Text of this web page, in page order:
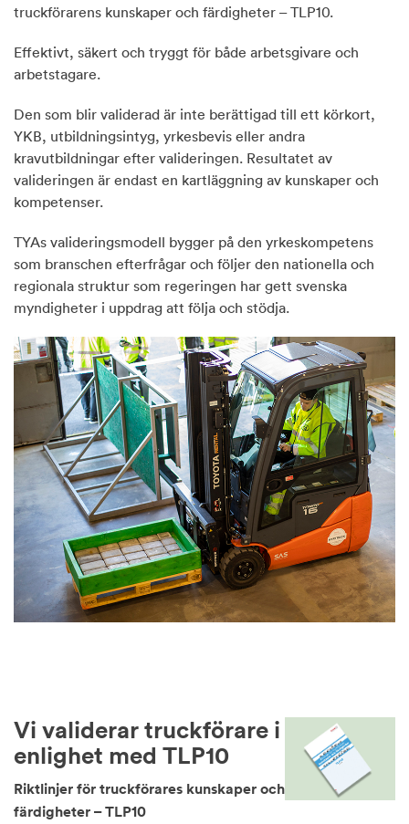
truckförarens kunskaper och färdigheter – TLP10.
Effektivt, säkert och tryggt för både arbetsgivare och
arbetstagare.
Den som blir validerad är inte berättigad till ett körkort,
YKB, utbildningsintyg, yrkesbevis eller andra
kravutbildningar efter valideringen. Resultatet av
valideringen är endast en kartläggning av kunskaper och
kompetenser.
TYAs valideringsmodell bygger på den yrkeskompetens
som branschen efterfrågar och följer den nationella och
regionala struktur som regeringen har gett svenska
myndigheter i uppdrag att följa och stödja.
Vi validerar truckförare i
enlighet med TLP10
Riktlinjer för truckförares kunskaper och
färdigheter – TLP10